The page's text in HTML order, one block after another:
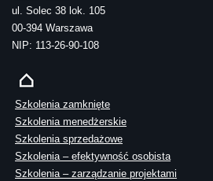
ul. Solec 38 lok. 105
00-394 Warszawa
NIP: 113-26-90-108
Szkolenia zamknięte
Szkolenia menedżerskie
Szkolenia sprzedażowe
Szkolenia – efektywność osobista
Szkolenia – zarządzanie projektami